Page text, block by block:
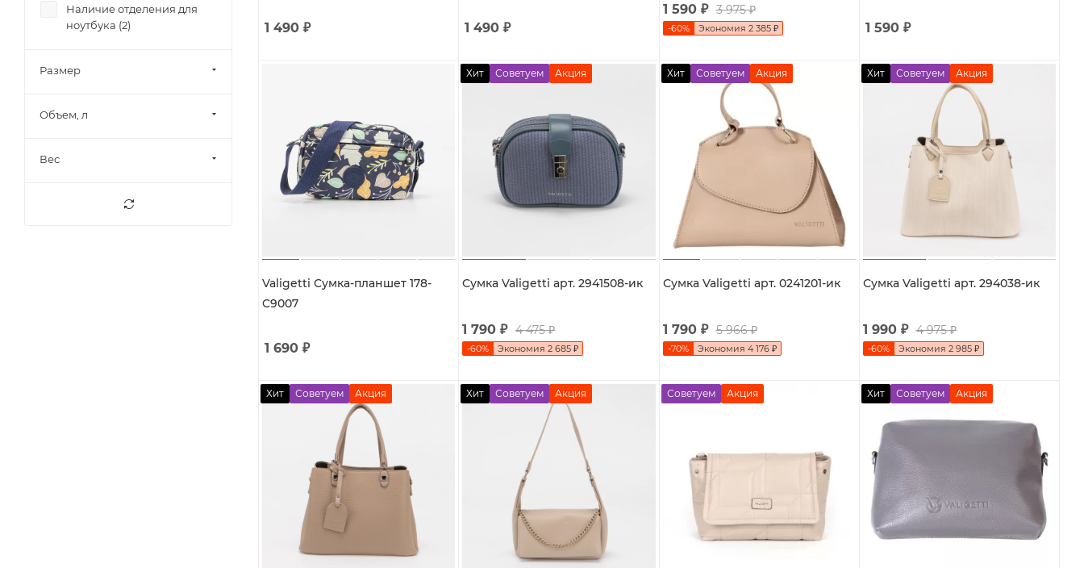
1 490 ₽ 1 490 ₽
1 590₽ 3 975₽
-60% Экономия 2 385₽ 1 590₽
Valigetti Сумка-планшет 178-
C9007
1 690 ₽
Хит Советуем Акция
Сумка Valigetti арт. 2941508-ик
1 790 ₽ 4 475₽
-60% Экономия2 685 ₽
Хит Советуем Акция
Сумка Valigetti арт. 0241201-ик
1 790₽ 5 966₽
-70% Экономия 4 176₽
Хит Советуем Акция
Сумка Valigetti арт. 294038-ик
1 990₽ 4 975₽
-60% Экономия 2 985₽
Хит Советуем Акция Хит Советуем Акция Советуем Акция Хит Советуем Акция
Наличие отделения для
ноутбука (2)
Размер
Объем, л
Вес